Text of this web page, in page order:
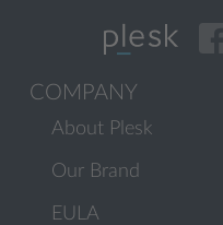
COMPANY
About Plesk
Our Brand
EULA